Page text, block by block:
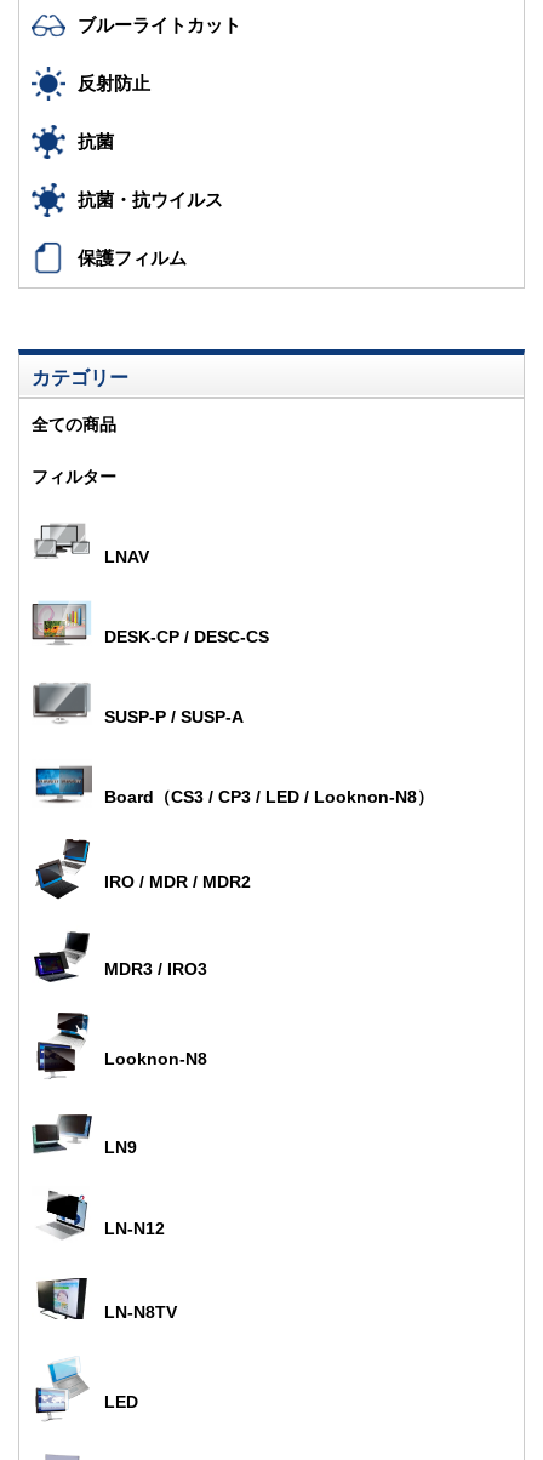
ブルーライトカット
反射防止
抗菌
抗菌・抗ウイルス
保護フィルム
カテゴリー
全ての商品
フィルター
LNAV
DESK-CP / DESC-CS
SUSP-P / SUSP-A
Board（CS3 / CP3 / LED / Looknon-N8）
IRO / MDR / MDR2
MDR3 / IRO3
Looknon-N8
LN9
LN-N12
LN-N8TV
LED